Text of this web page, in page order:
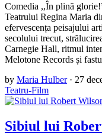
Comedia ,,În plină
Teatrului Regina Maria
efervescența peisajului
secolului trecut,
Carnegie Hall, ritmul
Melotone Records și
by Maria Hulber · 27
Teatru-Film
Sibiul lui